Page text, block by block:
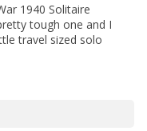
1940 Solitaire
tough one and I
travel sized solo